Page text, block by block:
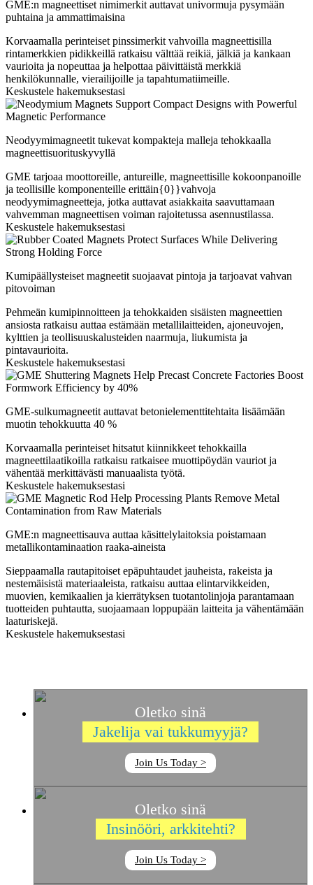
GME:n magneettiset nimimerkit auttavat univormuja pysymään
puhtaina ja ammattimaisina
Korvaamalla perinteiset pinssimerkit vahvoilla magneettisilla
rintamerkkien pidikkeillä ratkaisu välttää reikiä, jälkiä ja kankaan
vaurioita ja nopeuttaa ja helpottaa päivittäistä merkkiä
henkilökunnalle, vierailijoille ja tapahtumatiimeille.
Keskustele hakemuksestasi
Neodyymimagneetit tukevat kompakteja malleja tehokkaalla
magneettisuorituskyvyllä
GME tarjoaa moottoreille, antureille, magneettisille kokoonpanoille
ja teollisille komponenteille erittäin{0}}vahvoja
neodyymimagneetteja, jotka auttavat asiakkaita saavuttamaan
vahvemman magneettisen voiman rajoitetussa asennustilassa.
Keskustele hakemuksestasi
Kumipäällysteiset magneetit suojaavat pintoja ja tarjoavat vahvan
pitovoiman
Pehmeän kumipinnoitteen ja tehokkaiden sisäisten magneettien
ansiosta ratkaisu auttaa estämään metallilaitteiden, ajoneuvojen,
kylttien ja teollisuuskalusteiden naarmuja, liukumista ja
pintavaurioita.
Keskustele hakemuksestasi
GME-sulkumagneetit auttavat betonielementtitehtaita lisäämään
muotin tehokkuutta 40 %
Korvaamalla perinteiset hitsatut kiinnikkeet tehokkailla
magneettilaatikoilla ratkaisu ratkaisee muottipöydän vauriot ja
vähentää merkittävästi manuaalista työtä.
Keskustele hakemuksestasi
GME:n magneettisauva auttaa käsittelylaitoksia poistamaan
metallikontaminaation raaka-aineista
Sieppaamalla rautapitoiset epäpuhtaudet jauheista, rakeista ja
nestemäisistä materiaaleista, ratkaisu auttaa elintarvikkeiden,
muovien, kemikaalien ja kierrätyksen tuotantolinjoja parantamaan
tuotteiden puhtautta, suojaamaan loppupään laitteita ja vähentämään
laaturiskejä.
Keskustele hakemuksestasi
Oletko sinä
Jakelija vai tukkumyyjä?
Join Us Today >
Oletko sinä
Insinööri, arkkitehti?
Join Us Today >